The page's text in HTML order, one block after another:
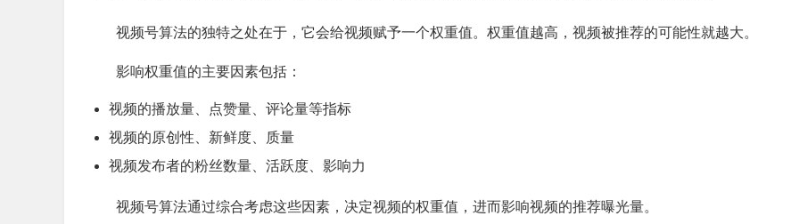
视频号算法的独特之处在于，它会给视频赋予一个权重值。权重值越高，视频被推荐的可能性就越大。
影响权重值的主要因素包括：
视频的播放量、点赞量、评论量等指标
视频的原创性、新鲜度、质量
视频发布者的粉丝数量、活跃度、影响力
视频号算法通过综合考虑这些因素，决定视频的权重值，进而影响视频的推荐曝光量。